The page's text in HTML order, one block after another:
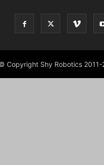
Copyright Shy Robotics 2011-